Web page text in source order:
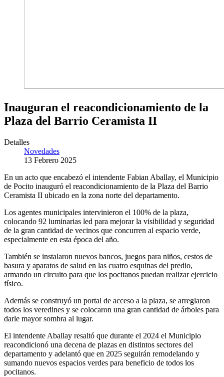
Inauguran el reacondicionamiento de la
Plaza del Barrio Ceramista II
Detalles
Novedades
13 Febrero 2025
En un acto que encabezó el intendente Fabian Aballay, el Municipio
de Pocito inauguró el reacondicionamiento de la Plaza del Barrio
Ceramista II ubicado en la zona norte del departamento.
Los agentes municipales intervinieron el 100% de la plaza,
colocando 92 luminarias led para mejorar la visibilidad y seguridad
de la gran cantidad de vecinos que concurren al espacio verde,
especialmente en esta época del año.
También se instalaron nuevos bancos, juegos para niños, cestos de
basura y aparatos de salud en las cuatro esquinas del predio,
armando un circuito para que los pocitanos puedan realizar ejercicio
físico.
Además se construyó un portal de acceso a la plaza, se arreglaron
todos los veredines y se colocaron una gran cantidad de árboles para
darle mayor sombra al lugar.
El intendente Aballay resaltó que durante el 2024 el Municipio
reacondicionó una decena de plazas en distintos sectores del
departamento y adelantó que en 2025 seguirán remodelando y
sumando nuevos espacios verdes para beneficio de todos los
pocitanos.